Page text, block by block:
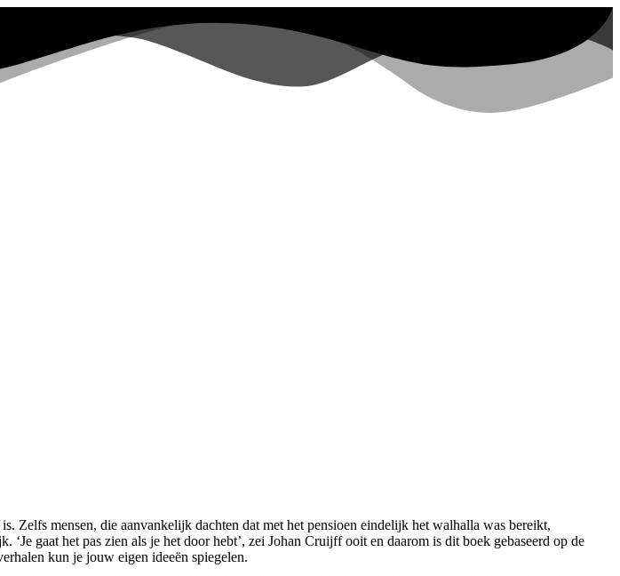
Zelfs mensen, die aanvankelijk dachten dat met het pensioen eindelijk het walhalla was bereikt,
gaat het pas zien als je het door hebt’, zei Johan Cruijff ooit en daarom is dit boek gebaseerd op de
kun je jouw eigen ideeën spiegelen.